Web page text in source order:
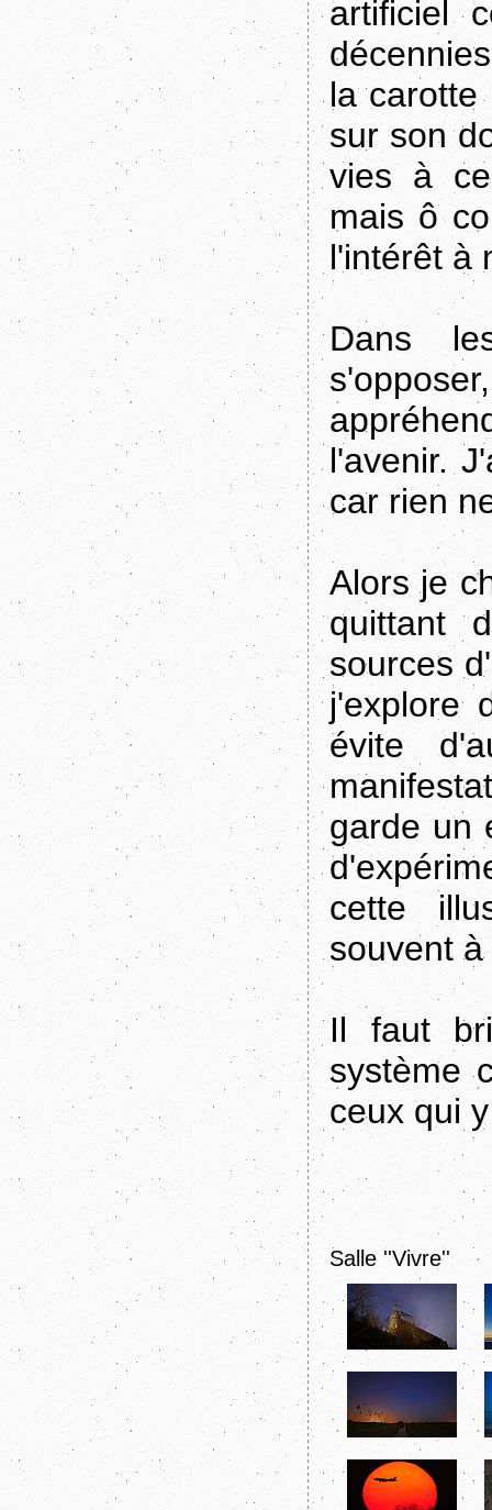
artificiel
la carotte
sur son
vies à
mais ô
l'intérêt à
Dans
l'avenir.
car rien
Alors je
quittant
sources
j'explore
évite
garde un
cette
souvent
Il faut
système
ceux qui
Salle ''Vivre''